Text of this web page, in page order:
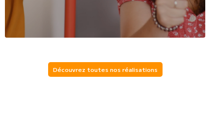
Découvrez toutes nos réalisations